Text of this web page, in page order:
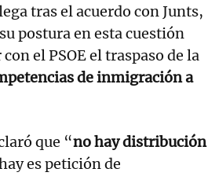
tras el acuerdo con Junts,
postura en esta cuestión
el PSOE el traspaso de la
de inmigración a
que “no hay distribución
es petición de